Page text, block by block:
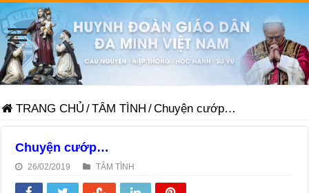
TRANG CHỦ /TÂM TÌNH /Chuyện cướp…
Chuyện cướp…
26/02/2019 TÂM TÌNH